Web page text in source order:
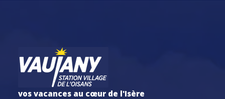
vos vacances au cœur de l'Isère